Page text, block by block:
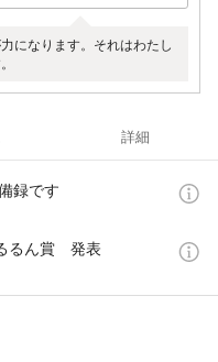
になります。それはわたし
詳細
録です
るん賞 発表